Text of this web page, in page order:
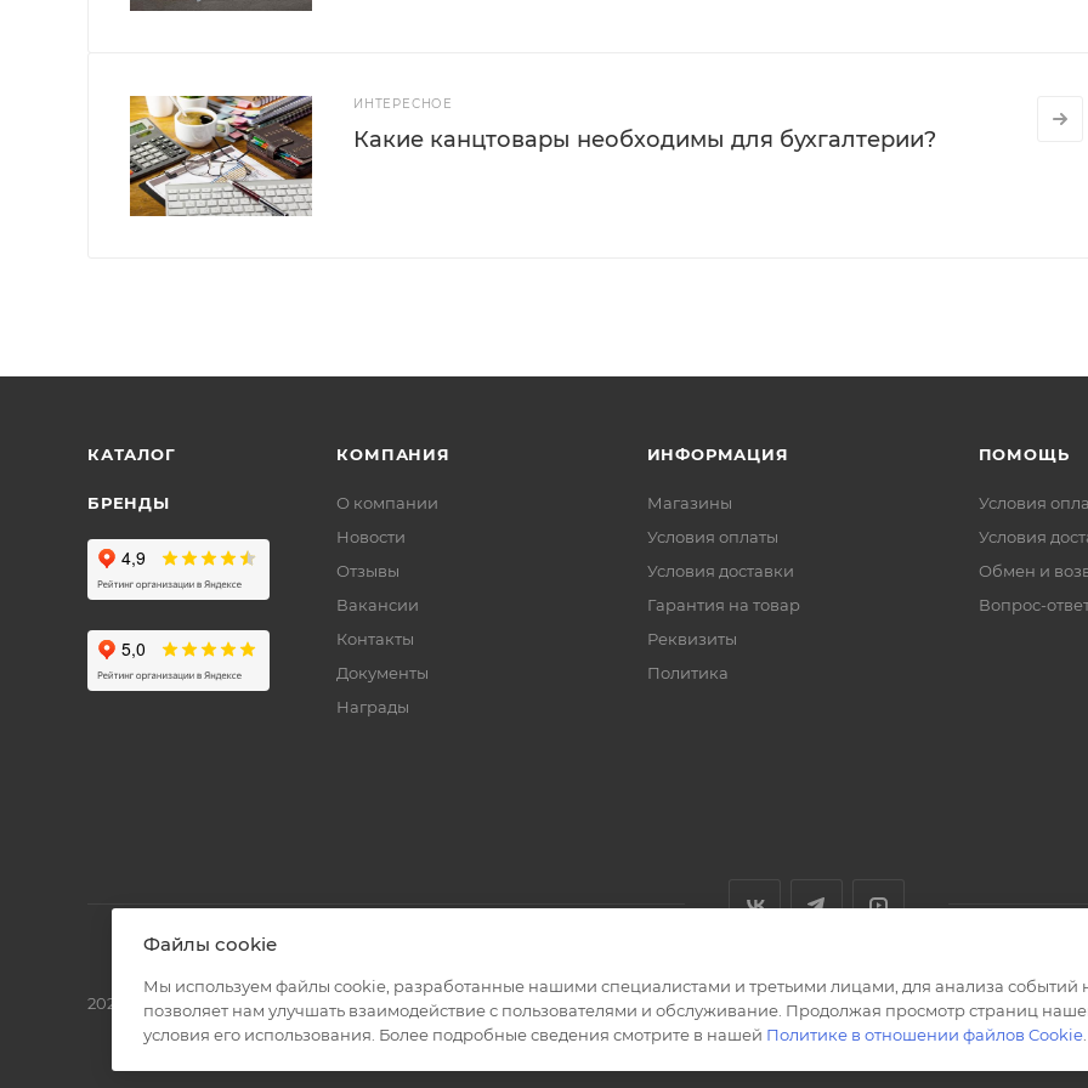
ИНТЕРЕСНОЕ
Какие канцтовары необходимы для бухгалтерии?
КАТАЛОГ
БРЕНДЫ
КОМПАНИЯ
О компании
Новости
Отзывы
Вакансии
Контакты
Документы
Награды
ИНФОРМАЦИЯ
Магазины
Условия оплаты
Условия доставки
Гарантия на товар
Реквизиты
Политика
ПОМОЩЬ
Условия
Условия
Обмен и
Вопрос-
2026 © Полиграф кит - интернет-магазин
Файлы cookie
Мы используем файлы cookie, разработанные нашими специалистами и третьими лицами, для анализа событий
позволяет нам улучшать взаимодействие с пользователями и обслуживание. Продолжая просмотр страниц
условия его использования. Более подробные сведения смотрите в нашей Политике в отношении файлов Cookie